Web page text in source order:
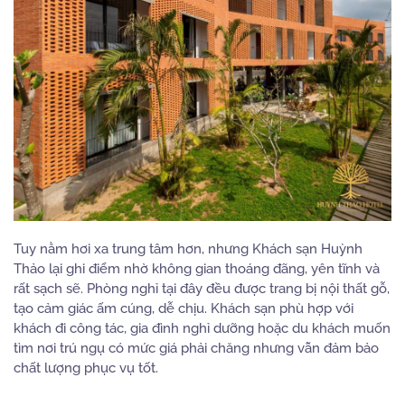
Tuy nằm hơi xa trung tâm hơn, nhưng Khách sạn Huỳnh
Thảo lại ghi điểm nhờ không gian thoáng đãng, yên tĩnh và
rất sạch sẽ. Phòng nghỉ tại đây đều được trang bị nội thất gỗ,
tạo cảm giác ấm cúng, dễ chịu. Khách sạn phù hợp với
khách đi công tác, gia đình nghỉ dưỡng hoặc du khách muốn
tìm nơi trú ngụ có mức giá phải chăng nhưng vẫn đảm bảo
chất lượng phục vụ tốt.